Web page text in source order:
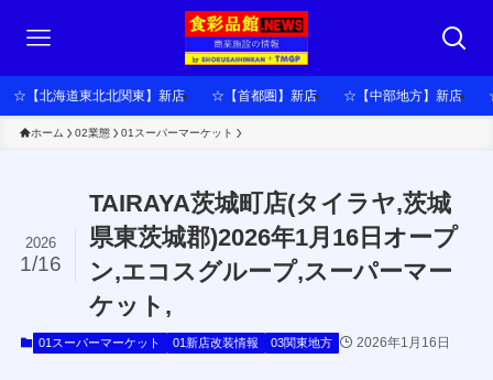
☆【北海道東北北関東】新店 ☆【首都圏】新店 ☆【中部地方】新店
ホーム 02業態 01スーパーマーケット
TAIRAYA茨城町店(タイラヤ,茨城
県東茨城郡)2026年1月16日オープ
ン,エコスグループ,スーパーマー
ケット,
2026
1/16
01スーパーマーケット 01新店改装情報 03関東地方 2026年1月16日